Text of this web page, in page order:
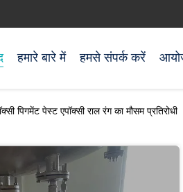
हमारे बारे में हमसे संपर्क करें
पिगमेंट पेस्ट एपॉक्सी राल रंग का मौसम प्रतिरोधी